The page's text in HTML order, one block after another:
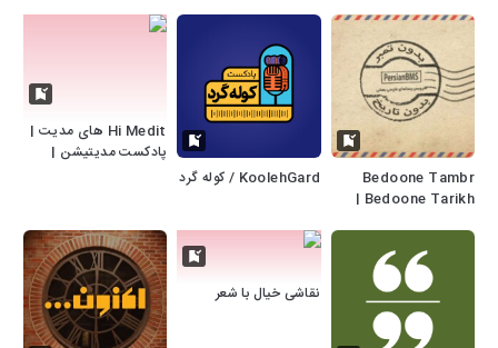
Bedoone Tambr
Bedoone Tarikh |
تاریخ
KoolehGard / کوله گرد
Hi Medit های مدیت |
پادکست مدیتیشن |
نقاشی خیال با شعر